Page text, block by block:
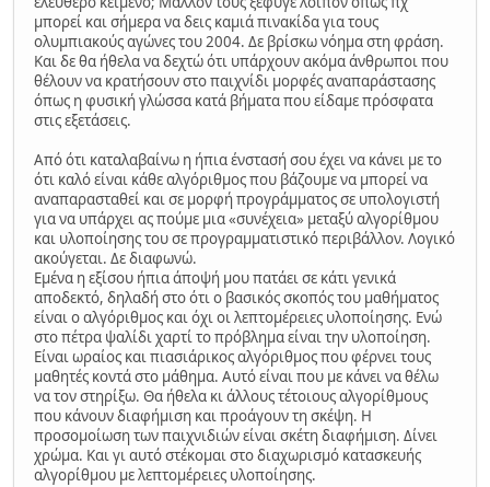
μπορεί και σήμερα να δεις καμιά πινακίδα για τους
ολυμπιακούς αγώνες του 2004. Δε βρίσκω νόημα στη φράση.
Και δε θα ήθελα να δεχτώ ότι υπάρχουν ακόμα άνθρωποι που
θέλουν να κρατήσουν στο παιχνίδι μορφές αναπαράστασης
όπως η φυσική γλώσσα κατά βήματα που είδαμε πρόσφατα
στις εξετάσεις.
Από ότι καταλαβαίνω η ήπια ένστασή σου έχει να κάνει με το
ότι καλό είναι κάθε αλγόριθμος που βάζουμε να μπορεί να
αναπαρασταθεί και σε μορφή προγράμματος σε υπολογιστή
για να υπάρχει ας πούμε μια «συνέχεια» μεταξύ αλγορίθμου
και υλοποίησης του σε προγραμματιστικό περιβάλλον. Λογικό
ακούγεται. Δε διαφωνώ.
Εμένα η εξίσου ήπια άποψή μου πατάει σε κάτι γενικά
αποδεκτό, δηλαδή στο ότι ο βασικός σκοπός του μαθήματος
είναι ο αλγόριθμος και όχι οι λεπτομέρειες υλοποίησης. Ενώ
στο πέτρα ψαλίδι χαρτί το πρόβλημα είναι την υλοποίηση.
Είναι ωραίος και πιασιάρικος αλγόριθμος που φέρνει τους
μαθητές κοντά στο μάθημα. Αυτό είναι που με κάνει να θέλω
να τον στηρίξω. Θα ήθελα κι άλλους τέτοιους αλγορίθμους
που κάνουν διαφήμιση και προάγουν τη σκέψη. Η
προσομοίωση των παιχνιδιών είναι σκέτη διαφήμιση. Δίνει
χρώμα. Και γι αυτό στέκομαι στο διαχωρισμό κατασκευής
αλγορίθμου με λεπτομέρειες υλοποίησης.